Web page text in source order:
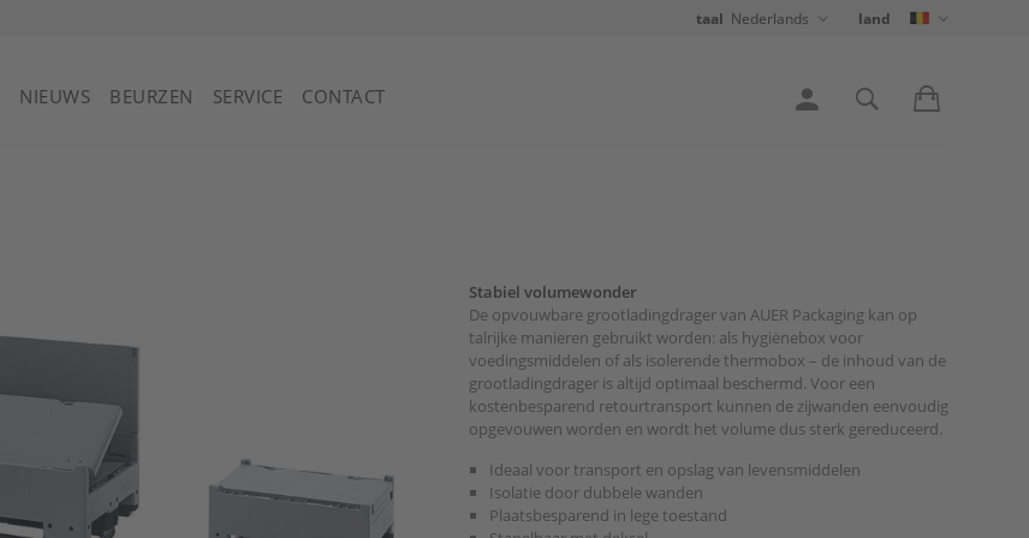
taal Nederlands land
NIEUWS BEURZEN SERVICE CONTACT
Stabiel volumewonder
De opvouwbare grootladingdrager van AUER Packaging kan op
talrijke manieren gebruikt worden: als hygiënebox voor
voedingsmiddelen of als isolerende thermobox – de inhoud van de
grootladingdrager is altijd optimaal beschermd. Voor een
kostenbesparend retourtransport kunnen de zijwanden eenvoudig
opgevouwen worden en wordt het volume dus sterk gereduceerd.
Ideaal voor transport en opslag van levensmiddelen
Isolatie door dubbele wanden
Plaatsbesparend in lege toestand